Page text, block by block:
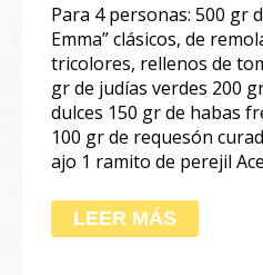
Para 4 personas: 500 gr
Emma” clásicos, de
tricolores, rellenos de
gr de judías verdes 200
dulces 150 gr de habas
100 gr de requesón
ajo 1 ramito de perejil
LEER MÁS